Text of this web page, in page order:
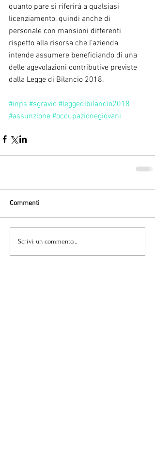
quanto pare si riferirà a qualsiasi
licenziamento, quindi anche di
personale con mansioni differenti
rispetto alla risorsa che l’azienda
intende assumere beneficiando di una
delle agevolazioni contributive previste
dalla Legge di Bilancio 2018.
#inps #sgravio #leggedibilancio2018
#assunzione #occupazionegiovani
Commenti
Scrivi un commento...